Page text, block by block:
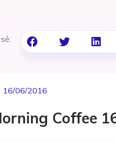
16/06/2016
Coffee